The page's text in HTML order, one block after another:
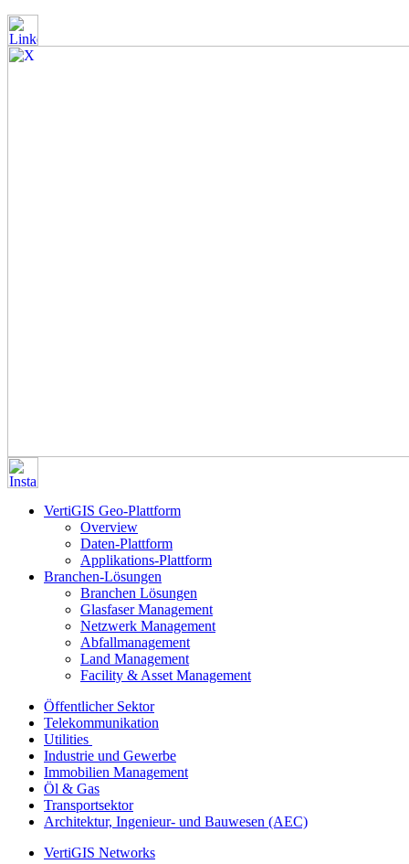
VertiGIS Geo-Plattform
Overview
Daten-Plattform
Applikations-Plattform
Branchen-Lösungen
Branchen Lösungen
Glasfaser Management
Netzwerk Management
Abfallmanagement
Land Management
Facility & Asset Management
Öffentlicher Sektor
Telekommunikation
Utilities
Industrie und Gewerbe
Immobilien Management
Öl & Gas
Transportsektor
Architektur, Ingenieur- und Bauwesen (AEC)
VertiGIS Networks